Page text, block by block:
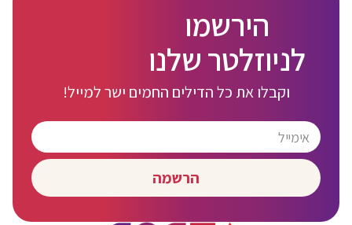
הירשמו
לניוזלטר שלנו
וקבלו את כל הדילים החמים ישר למייל!
הרשמה